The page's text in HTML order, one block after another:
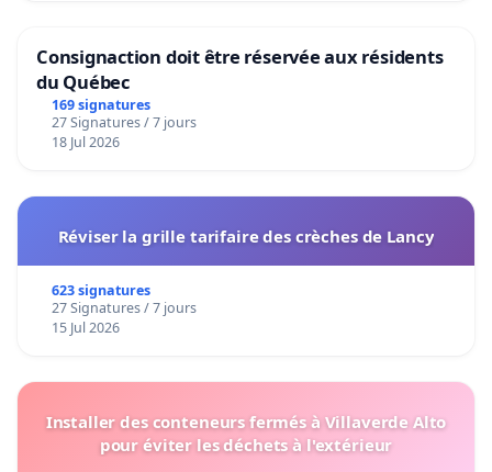
Consignaction doit être réservée aux résidents
du Québec
169 signatures
27 Signatures / 7 jours
18 Jul 2026
Réviser la grille tarifaire des crèches de Lancy
623 signatures
27 Signatures / 7 jours
15 Jul 2026
Installer des conteneurs fermés à Villaverde Alto
pour éviter les déchets à l'extérieur